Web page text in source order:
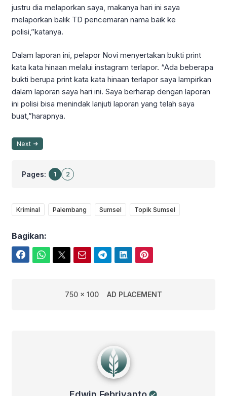
justru dia melaporkan saya, makanya hari ini saya
melaporkan balik TD pencemaran nama baik ke
polisi,”katanya.
Dalam laporan ini, pelapor Novi menyertakan bukti print
kata kata hinaan melalui instagram terlapor. “Ada beberapa
bukti berupa print kata kata hinaan terlapor saya lampirkan
dalam laporan saya hari ini. Saya berharap dengan laporan
ini polisi bisa menindak lanjuti laporan yang telah saya
buat,”harapnya.
Next
Pages: 1 2
Kriminal Palembang Sumsel Topik Sumsel
Bagikan:
750 x 100 AD PLACEMENT